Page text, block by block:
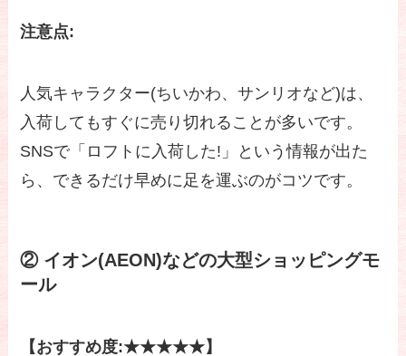
注意点:
人気キャラクター(ちいかわ、サンリオなど)は、
入荷してもすぐに売り切れることが多いです。
SNSで「ロフトに入荷した!」という情報が出た
ら、できるだけ早めに足を運ぶのがコツです。
② イオン(AEON)などの大型ショッピングモ
ール
【おすすめ度:★★★★★】